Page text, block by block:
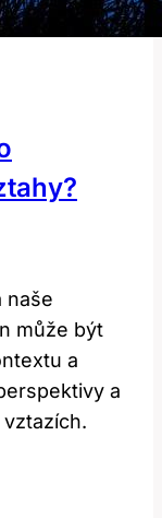
naše
může být
a
a